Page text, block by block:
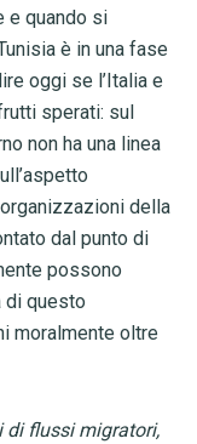
e quando si
è in una fase
oggi se l’Italia e
sperati: sul
non ha una linea
della
dal punto di
possono
di questo
moralmente oltre
di flussi migratori,